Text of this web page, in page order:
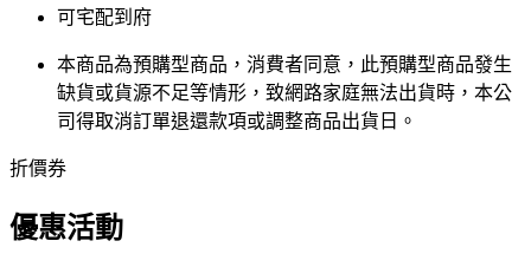
可宅配到府
本商品為預購型商品，消費者同意，此預購型商品發生
缺貨或貨源不足等情形，​致網路家庭無法出貨時，本公
司得取消訂單退還款項或調整商品出貨日。
折價券
優惠活動